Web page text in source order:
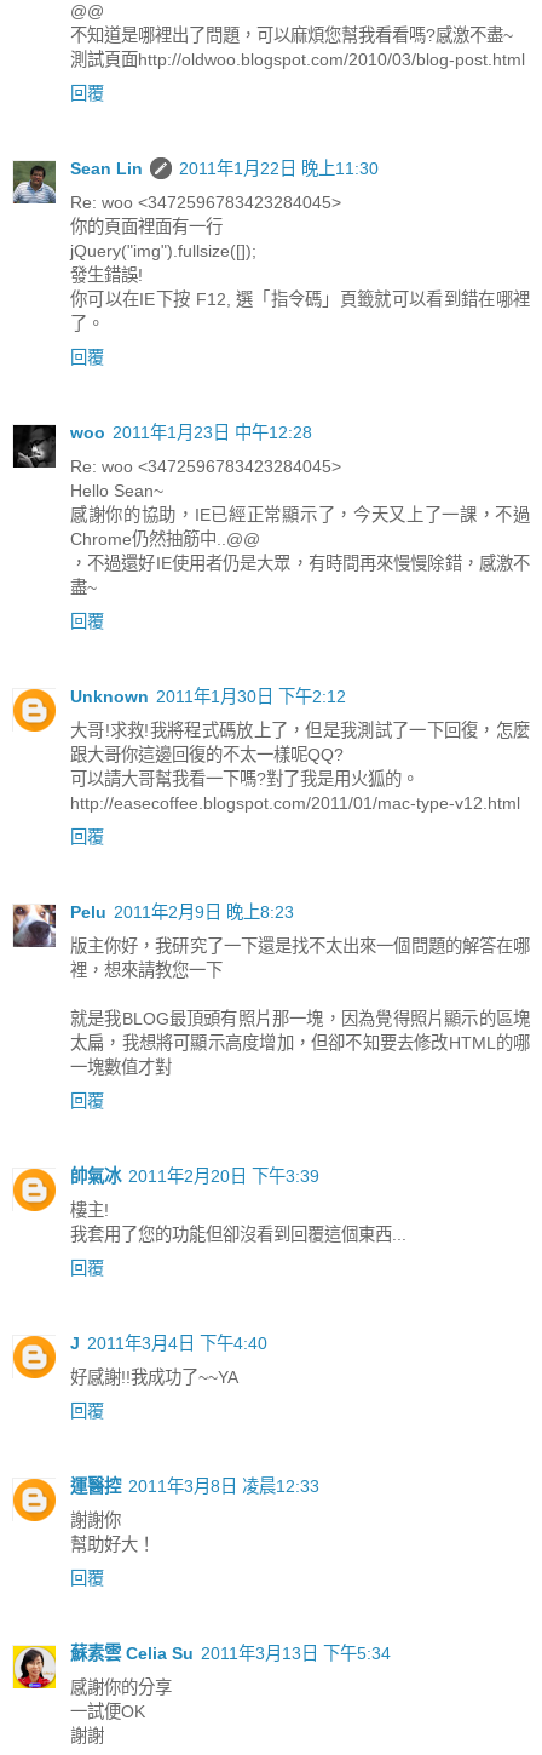
@@
不知道是哪裡出了問題，可以麻煩您幫我看看嗎?感激不盡~
測試頁面http://oldwoo.blogspot.com/2010/03/blog-post.html
回覆
Sean Lin
2011年1月22日 晚上11:30
Re: woo <3472596783423284045>
你的頁面裡面有一行
jQuery("img").fullsize([]);
發生錯誤!
你可以在IE下按 F12, 選「指令碼」頁籤就可以看到錯在哪裡
了。
回覆
woo 2011年1月23日 中午12:28
Re: woo <3472596783423284045>
Hello Sean~
感謝你的協助，IE已經正常顯示了，今天又上了一課，不過
Chrome仍然抽筋中..@@
，不過還好IE使用者仍是大眾，有時間再來慢慢除錯，感激不
盡~
回覆
Unknown 2011年1月30日 下午2:12
大哥!求救!我將程式碼放上了，但是我測試了一下回復，怎麼
跟大哥你這邊回復的不太一樣呢QQ?
可以請大哥幫我看一下嗎?對了我是用火狐的。
http://easecoffee.blogspot.com/2011/01/mac-type-v12.html
回覆
Pelu 2011年2月9日 晚上8:23
版主你好，我研究了一下還是找不太出來一個問題的解答在哪
裡，想來請教您一下
就是我BLOG最頂頭有照片那一塊，因為覺得照片顯示的區塊
太扁，我想將可顯示高度增加，但卻不知要去修改HTML的哪
一塊數值才對
回覆
帥氣冰 2011年2月20日 下午3:39
樓主!
我套用了您的功能但卻沒看到回覆這個東西...
回覆
J 2011年3月4日 下午4:40
好感謝!!我成功了~~YA
回覆
運醫控 2011年3月8日 凌晨12:33
謝謝你
幫助好大！
回覆
蘇素雲 Celia Su 2011年3月13日 下午5:34
感謝你的分享
一試便OK
謝謝